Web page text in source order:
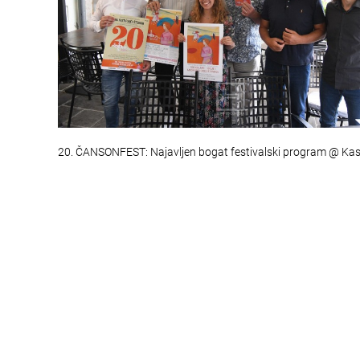
20. ČANSONFEST: Najavljen bogat festivalski program @